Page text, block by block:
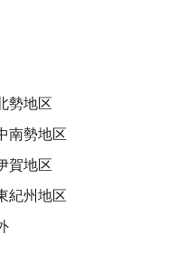
勢地区
南勢地区
賀地区
紀州地区